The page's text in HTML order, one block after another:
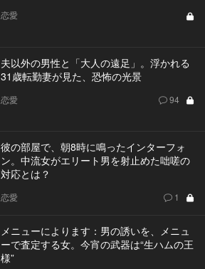
恋愛
夫以外の男性と「大人の遠足」。浮かれる
31歳転勤妻が見た、恐怖の光景
恋愛 94
彼の部屋で、朝8時に鳴ったインターフォ
ン。中流女がエリート男を射止めた咄嗟の
対応とは？
恋愛 1
メニューによります：男の誘いを、メニュ
ーで査定する女。今宵の武器は“生ハムの王
様”